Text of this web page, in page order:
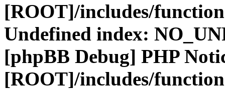
[ROOT]/includes/
Undefined index:
[phpBB Debug] PHP
[ROOT]/includes/